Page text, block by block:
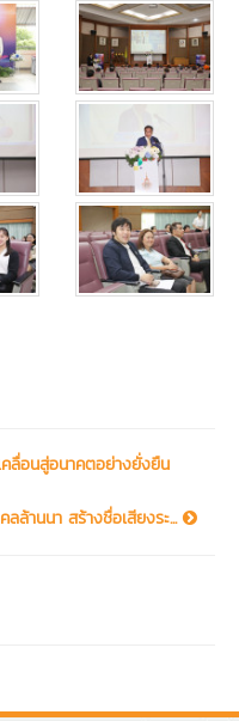
คลื่อนสู่อนาคตอย่างยั่งยืน
ลล้านนา สร้างชื่อเสียงระ...